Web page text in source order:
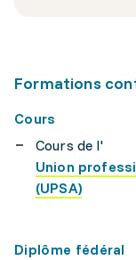
Formations
Cours
Cours de l'
Union
(UPSA)
Diplôme fédéral